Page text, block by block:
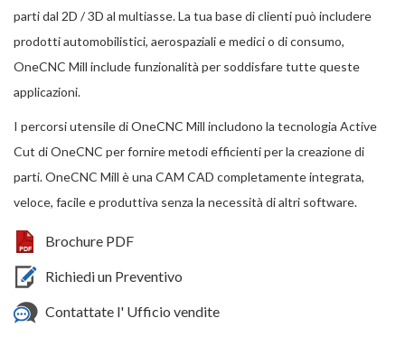
parti dal 2D / 3D al multiasse. La tua base di clienti può includere
prodotti automobilistici, aerospaziali e medici o di consumo,
OneCNC Mill include funzionalità per soddisfare tutte queste
applicazioni.
I percorsi utensile di OneCNC Mill includono la tecnologia Active
Cut di OneCNC per fornire metodi efficienti per la creazione di
parti. OneCNC Mill è una CAM CAD completamente integrata,
veloce, facile e produttiva senza la necessità di altri software.
Brochure PDF
Richiedi un Preventivo
Contattate l' Ufficio vendite